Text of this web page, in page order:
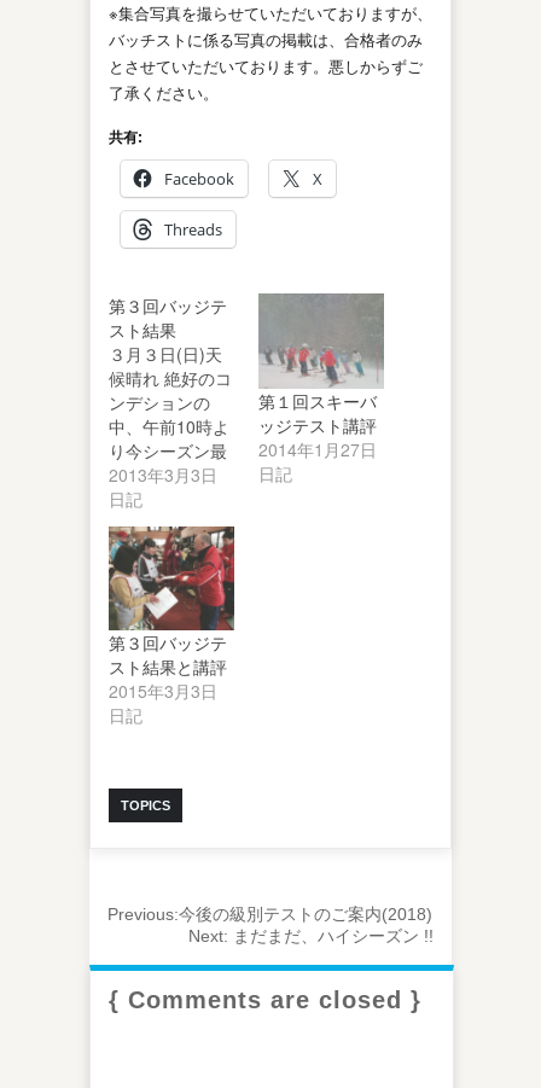
※集合写真を撮らせていただいておりますが、
バッチストに係る写真の掲載は、合格者のみ
とさせていただいております。悪しからずご
了承ください。
共有:
Facebook X
Threads
第３回バッジテ
スト結果
３月３日(日)天
候晴れ 絶好のコ
ンデションの
中、午前10時よ
り今シーズン最
後のバッジテス
トが行われま…
2013年3月3日
日記
第１回スキーバ
ッジテスト講評
2014年1月27日
日記
第３回バッジテ
スト結果と講評
2015年3月3日
日記
TOPICS
Previous:今後の級別テストのご案内(2018)
Next: まだまだ、ハイシーズン !!
{ Comments are closed }